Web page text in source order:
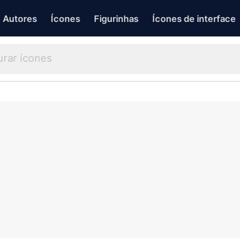
Autores Ícones Figurinhas Ícones de interface